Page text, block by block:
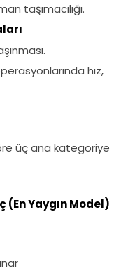
taşımacılığı.
hız,
üç ana kategoriye
(En Yaygın Model)